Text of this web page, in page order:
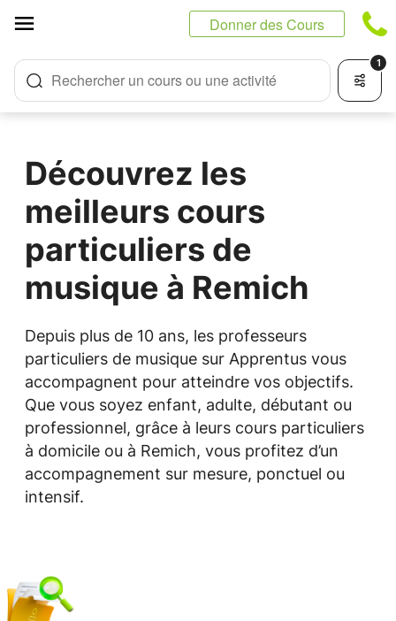
Donner des Cours
Rechercher un cours ou une activité
1
Découvrez les
meilleurs cours
particuliers de
musique à Remich
Depuis plus de 10 ans, les professeurs
particuliers de musique sur Apprentus vous
accompagnent pour atteindre vos objectifs.
Que vous soyez enfant, adulte, débutant ou
professionnel, grâce à leurs cours particuliers
à domicile ou à Remich, vous profitez d’un
accompagnement sur mesure, ponctuel ou
intensif.